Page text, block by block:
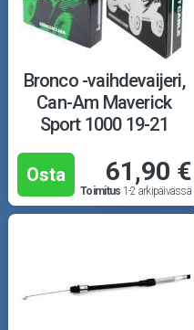
Bronco -vaihdevaijeri,
Can-Am Maverick
Sport 1000 19-21
Osta 61,90 €
Toimitus 1-2 arkipäivässä